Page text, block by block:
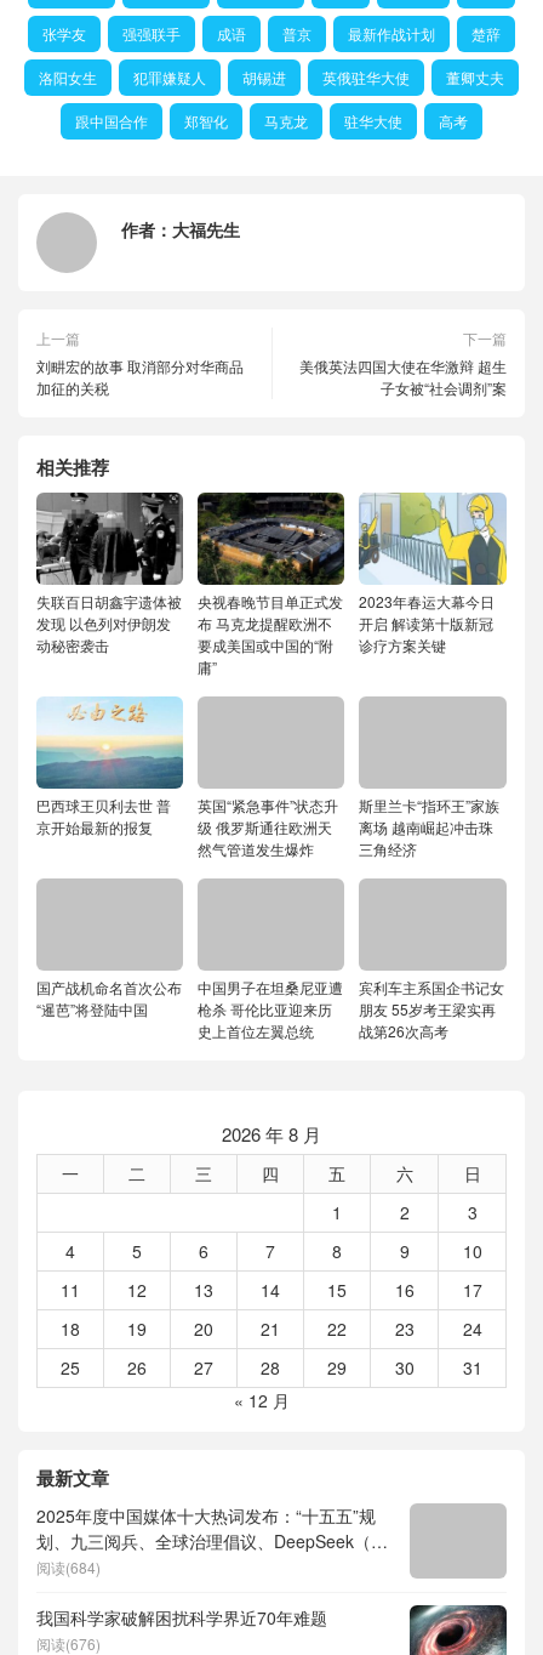
张学友 强强联手 成语 普京 最新作战计划 楚辞
洛阳女生 犯罪嫌疑人 胡锡进 英俄驻华大使 董卿丈夫
跟中国合作 郑智化 马克龙 驻华大使 高考
作者： 大福先生
上一篇
刘畊宏的故事 取消部分对华商品
加征的关税
下一篇
美俄英法四国大使在华激辩 超生
子女被“社会调剂”案
相关推荐
失联百日胡鑫宇遗体被
发现 以色列对伊朗发
动秘密袭击
央视春晚节目单正式发
布 马克龙提醒欧洲不
要成美国或中国的“附
庸”
2023年春运大幕今日
开启 解读第十版新冠
诊疗方案关键
巴西球王贝利去世 普
京开始最新的报复
英国“紧急事件”状态升
级 俄罗斯通往欧洲天
然气管道发生爆炸
斯里兰卡“指环王”家族
离场 越南崛起冲击珠
三角经济
国产战机命名首次公布
“暹芭”将登陆中国
中国男子在坦桑尼亚遭
枪杀 哥伦比亚迎来历
史上首位左翼总统
宾利车主系国企书记女
朋友 55岁考王梁实再
战第26次高考
2026 年 8 月
一 二 三 四 五 六
日
1
2
3
4
5 6 7 8 9
10
11
12 13 14 15 16
17
18
19 20 21 22 23
24
25
26 27 28 29 30
31
« 12 月
最新文章
2025年度中国媒体十大热词发布：“十五五”规
划、九三阅兵、全球治理倡议、DeepSeek（深
度求索）、人形机器人、苏超、票根经济、育
阅读(684)
我国科学家破解困扰科学界近70年难题
阅读(676)